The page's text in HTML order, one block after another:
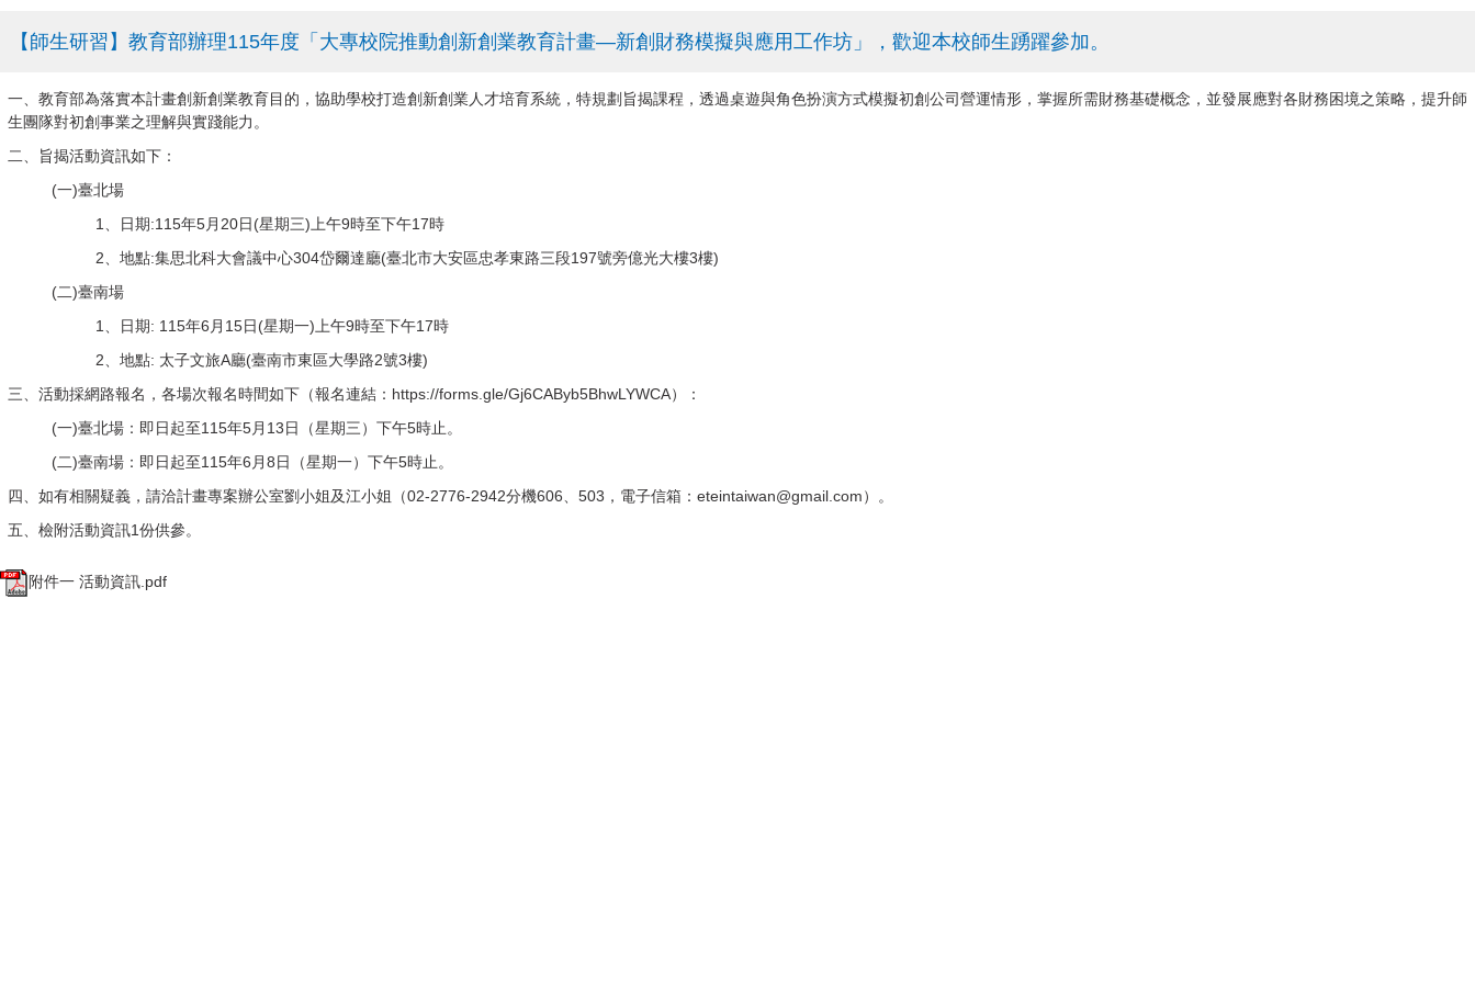
【師生研習】教育部辦理115年度「大專校院推動創新創業教育計畫—新創財務模擬與應用工作坊」，歡迎本校師生踴躍參加。
一、教育部為落實本計畫創新創業教育目的，協助學校打造創新創業人才培育系統，特規劃旨揭課程，透過桌遊與角色扮演方式模擬初創公司營運情形，掌握所需財務基礎概念，並發展應對各財務困境之策略，提升師
生團隊對初創事業之理解與實踐能力。
二、旨揭活動資訊如下：
(一)臺北場
1、日期:115年5月20日(星期三)上午9時至下午17時
2、地點:集思北科大會議中心304岱爾達廳(臺北市大安區忠孝東路三段197號旁億光大樓3樓)
(二)臺南場
1、日期: 115年6月15日(星期一)上午9時至下午17時
2、地點: 太子文旅A廳(臺南市東區大學路2號3樓)
三、活動採網路報名，各場次報名時間如下（報名連結： https://forms.gle/Gj6CAByb5BhwLYWCA）：
(一)臺北場：即日起至115年5月13日（星期三）下午5時止。
(二)臺南場：即日起至115年6月8日（星期一）下午5時止。
四、如有相關疑義，請洽計畫專案辦公室劉小姐及江小姐（02-2776-2942分機606、503，電子信箱：eteintaiwan@gmail.com）。
五、檢附活動資訊1份供參。
附件一 活動資訊.pdf